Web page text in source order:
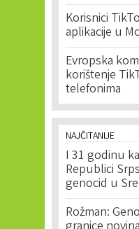
Korisnici
aplikacije u
Evropska
korištenje
telefonima
NAJČITANIJE
I 31 godinu
Republici
genocid u
Rožman: